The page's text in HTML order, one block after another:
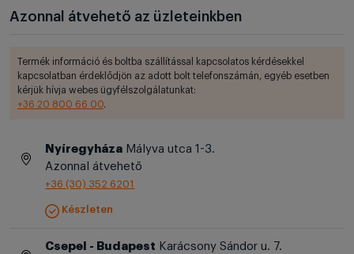
Azonnal átvehető az üzleteinkben
Termék információ és boltba szállítással kapcsolatos kérdésekkel
kapcsolatban érdeklődjön az adott bolt telefonszámán, egyéb esetben
kérjük hívja webes ügyfélszolgálatunkat:
+36 20 800 66 00.
Nyíregyháza Mályva utca 1-3.
Azonnal átvehető
+36 (30) 352 6201
Készleten
Csepel - Budapest Karácsony Sándor u. 7.